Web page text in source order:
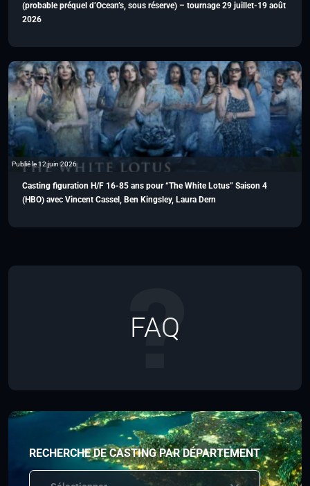
(probable préquel d’Ocean’s, sous réserve) – tournage 29 juillet-19 août
2026
Publié le 12 juin 2026
Casting figuration H/F 16-85 ans pour “The White Lotus” Saison 4
(HBO) avec Vincent Cassel, Ben Kingsley, Laura Dern
FAQ
RECHERCHE DE CASTING PAR DÉPARTEMENT